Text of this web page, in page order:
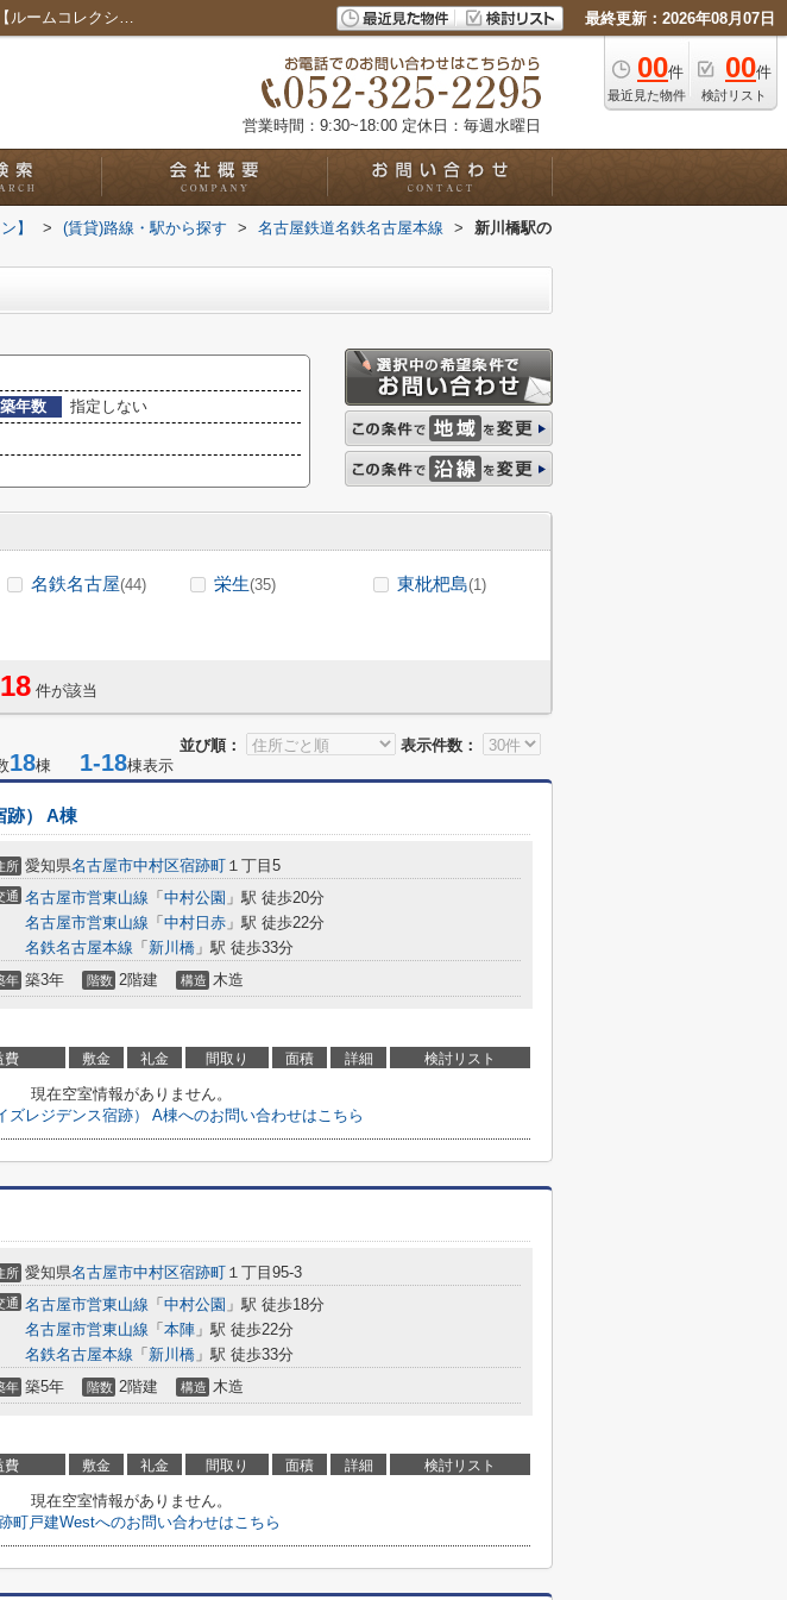
新川橋駅の賃貸一覧｜愛知県名古屋市の単身者、カップル、ファミリー向け賃貸は【ルームコレクション】 最終更新：2026年08月07日
00件
最近見た物件
00件
検討リスト
営業時間：9:30~18:00 定休日：毎週水曜日
】 > (賃貸)路線・駅から探す > 名古屋鉄道名鉄名古屋本線 >
新川橋駅の
築年数
指定しない
名鉄名古屋(44) 栄生(35) 東枇杷島(1)
18 件が該当
並び順： 表示件数：
18棟 1-18棟表示
跡） A棟
所 愛知県名古屋市中村区宿跡町 １丁目5
通 名古屋市営東山線 「 中村公園 」駅 徒歩20分
名古屋市営東山線 「 中村日赤 」駅 徒歩22分
名鉄名古屋本線 「 新川橋 」駅 徒歩33分
年 築3年 階数 2階建 構造 木造
費 敷金 礼金 間取り 面積 詳細 検討リスト
現在空室情報がありません。
ズレジデンス宿跡） A棟へのお問い合わせはこちら
所 愛知県名古屋市中村区宿跡町 １丁目95-3
通 名古屋市営東山線 「 中村公園 」駅 徒歩18分
名古屋市営東山線 「 本陣 」駅 徒歩22分
名鉄名古屋本線 「 新川橋 」駅 徒歩33分
年 築5年 階数 2階建 構造 木造
費 敷金 礼金 間取り 面積 詳細 検討リスト
現在空室情報がありません。
町戸建Westへのお問い合わせはこちら